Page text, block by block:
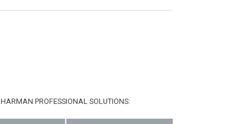
HARMAN PROFESSIONAL SOLUTIONS: